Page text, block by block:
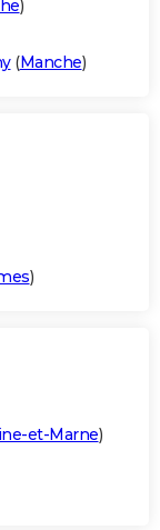
)
(Manche)
)
et-Marne)